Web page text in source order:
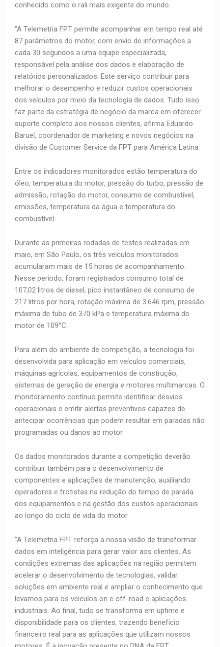
conhecido como o rali mais exigente do mundo.
“A Telemetria FPT permite acompanhar em tempo real até
87 parâmetros do motor, com envio de informações a
cada 30 segundos a uma equipe especializada,
responsável pela análise dos dados e elaboração de
relatórios personalizados. Este serviço contribuir para
melhorar o desempenho e reduzir custos operacionais
dos veículos por meio da tecnologia de dados. Tudo isso
faz parte da estratégia de negócio da marca em oferecer
suporte completo aos nossos clientes, afirma Eduardo
Baruel, coordenador de marketing e novos negócios na
divisão de Customer Service da FPT para América Latina.
Entre os indicadores monitorados estão temperatura do
óleo, temperatura do motor, pressão do turbo, pressão de
admissão, rotação do motor, consumo de combustível,
emissões, temperatura da água e temperatura do
combustível.
Durante as primeiras rodadas de testes realizadas em
maio, em São Paulo, os três veículos monitorados
acumularam mais de 15 horas de acompanhamento.
Nesse período, foram registrados consumo total de
107,02 litros de diesel, pico instantâneo de consumo de
217 litros por hora, rotação máxima de 3.646 rpm, pressão
máxima de tubo de 370 kPa e temperatura máxima do
motor de 109°C.
Para além do ambiente de competição, a tecnologia foi
desenvolvida para aplicação em veículos comerciais,
máquinas agrícolas, equipamentos de construção,
sistemas de geração de energia e motores multimarcas. O
monitoramento contínuo permite identificar desvios
operacionais e emitir alertas preventivos capazes de
antecipar ocorrências que podem resultar em paradas não
programadas ou danos ao motor.
Os dados monitorados durante a competição deverão
contribuir também para o desenvolvimento de
componentes e aplicações de manutenção, auxiliando
operadores e frotistas na redução do tempo de parada
dos equipamentos e na gestão dos custos operacionais
ao longo do ciclo de vida do motor.
"A Telemetria FPT reforça a nossa visão de transformar
dados em inteligência para gerar valor aos clientes. As
condições extremas das aplicações na região permitem
acelerar o desenvolvimento de tecnologias, validar
soluções em ambiente real e ampliar o conhecimento que
levamos para os veículos on e off-road e aplicações
industriais. Ao final, tudo se transforma em uptime e
disponibilidade para os clientes, trazendo benefício
financeiro real para as aplicações que utilizam nossos